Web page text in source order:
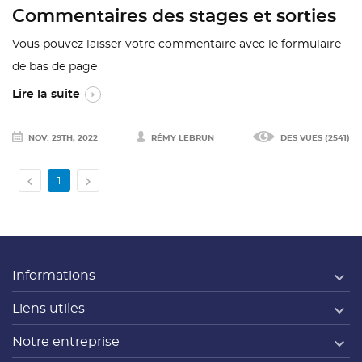
Commentaires des stages et sorties
Vous pouvez laisser votre commentaire avec le formulaire
de bas de page
Lire la suite
NOV. 29TH, 2022 RÉMY LEBRUN DES VUES (2541)
 1 
Informations 
Liens utiles 
Notre entreprise 
AJOUTER À MA LISTE D'ENVIES
((MODALTITLE))
((cancelText))
CRÉER UNE LISTE D'ENVIES
NOM DE LA LISTE D'ENVIES
CONNEXION
à votre liste d'envies.